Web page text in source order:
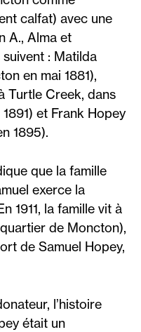
calfat) avec une
A., Alma et
suivent : Matilda
en mai 1881),
Turtle Creek, dans
et Frank Hopey
1895).
que la famille
exerce la
1911, la famille vit à
de Moncton),
de Samuel Hopey,
l’histoire
était un